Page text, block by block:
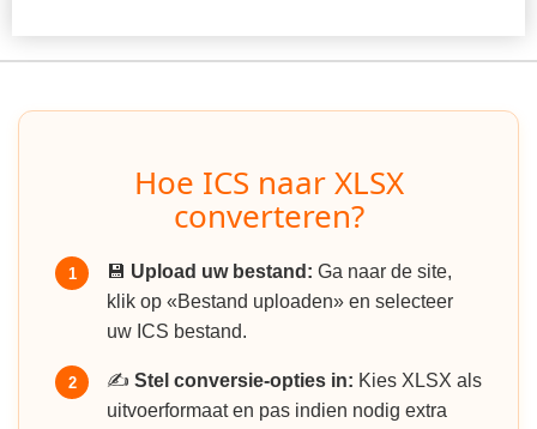
Hoe ICS naar XLSX
converteren?
1 💾 Upload uw bestand: Ga naar de site,
klik op «Bestand uploaden» en selecteer
uw ICS bestand.
2 ✍️ Stel conversie-opties in: Kies XLSX als
uitvoerformaat en pas indien nodig extra